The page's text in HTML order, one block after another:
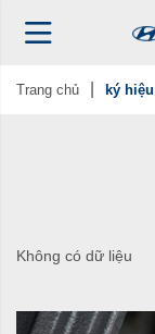
Trang chủ ký
Không có dữ liệu